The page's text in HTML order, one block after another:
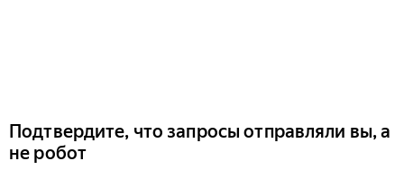
Подтвердите, что запросы отправляли вы, а
не робот